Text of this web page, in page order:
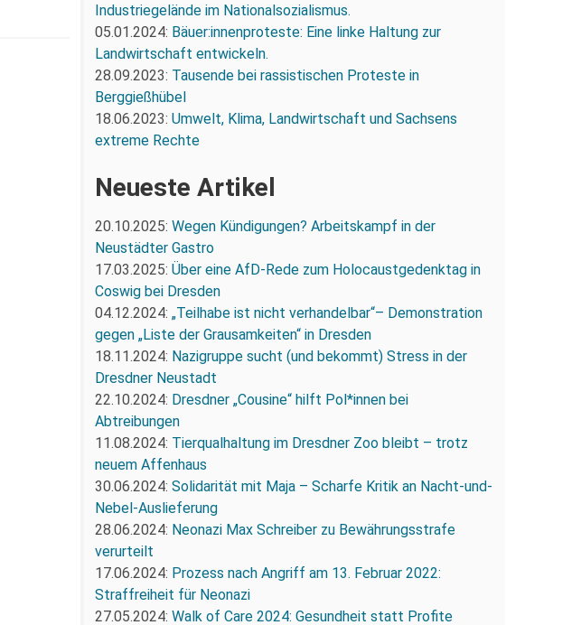
Industriegelände im Nationalsozialismus.
05.01.2024: Bäuer:innenproteste: Eine linke Haltung zur
Landwirtschaft entwickeln.
28.09.2023: Tausende bei rassistischen Proteste in
Berggießhübel
18.06.2023: Umwelt, Klima, Landwirtschaft und Sachsens
extreme Rechte
Neueste Artikel
20.10.2025: Wegen Kündigungen? Arbeitskampf in der
Neustädter Gastro
17.03.2025: Über eine AfD-Rede zum Holocaustgedenktag in
Coswig bei Dresden
04.12.2024: „Teilhabe ist nicht verhandelbar“– Demonstration
gegen „Liste der Grausamkeiten“ in Dresden
18.11.2024: Nazigruppe sucht (und bekommt) Stress in der
Dresdner Neustadt
22.10.2024: Dresdner „Cousine“ hilft Pol*innen bei
Abtreibungen
11.08.2024: Tierqualhaltung im Dresdner Zoo bleibt – trotz
neuem Affenhaus
30.06.2024: Solidarität mit Maja – Scharfe Kritik an Nacht-und-
Nebel-Auslieferung
28.06.2024: Neonazi Max Schreiber zu Bewährungsstrafe
verurteilt
17.06.2024: Prozess nach Angriff am 13. Februar 2022:
Straffreiheit für Neonazi
27.05.2024: Walk of Care 2024: Gesundheit statt Profite